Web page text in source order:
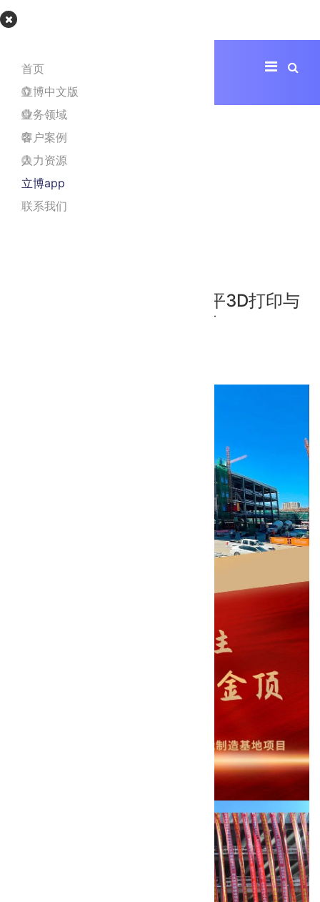
立博app
热烈祝贺! 爱康医疗北京昌平3D打印与
智能制造基地项目封顶大吉
首页
立博中文版
业务领域
客户案例
人力资源
立博app
联系我们